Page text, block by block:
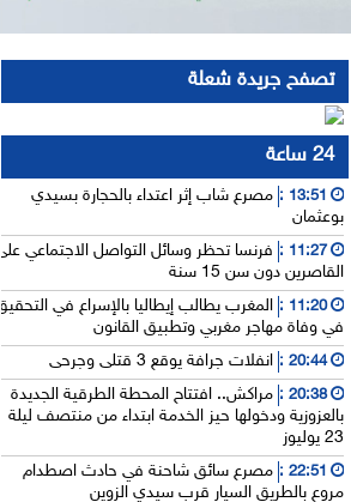
تصفح جريدة شعلة
24 ساعة
13:51 :
مصرع شاب إثر اعتداء بالحجارة بسيدي
بوعثمان
11:27 :
فرنسا تحظر وسائل التواصل الاجتماعي على
القاصرين دون سن 15 سنة
11:20 :
المغرب يطالب إيطاليا بالإسراع في التحقيق
في وفاة مهاجر مغربي وتطبيق القانون
20:44 : انفلات جرافة يوقع 3 قتلى وجرحى
20:38 :
مراكش.. افتتاح المحطة الطرقية الجديدة
بالعزوزية ودخولها حيز الخدمة ابتداء من منتصف ليلة
23 يوليوز
22:51 :
مصرع سائق شاحنة في حادث اصطدام
مروع بالطريق السيار قرب سيدي الزوين